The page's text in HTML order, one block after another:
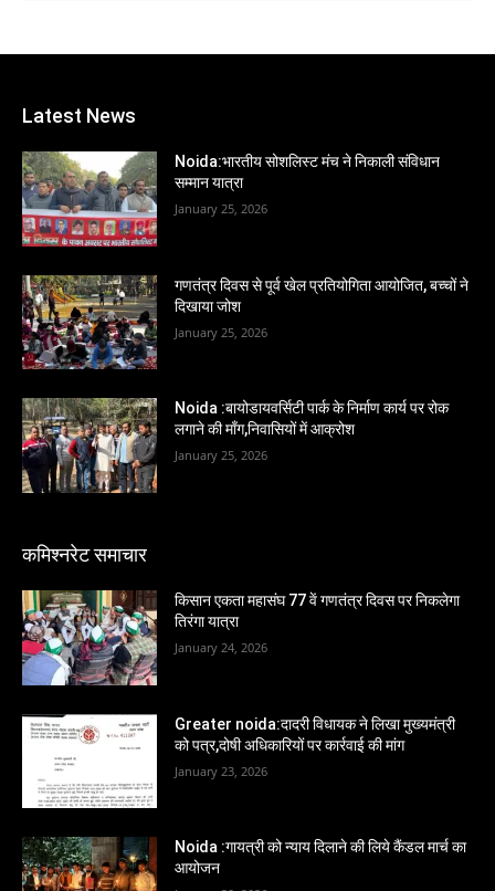
Latest News
Noida:भारतीय सोशलिस्ट मंच ने निकाली संविधान
सम्मान यात्रा
January 25, 2026
गणतंत्र दिवस से पूर्व खेल प्रतियोगिता आयोजित, बच्चों ने
दिखाया जोश
January 25, 2026
Noida :बायोडायवर्सिटी पार्क के निर्माण कार्य पर रोक
लगाने की माँग,निवासियों में आक्रोश
January 25, 2026
कमिश्नरेट समाचार
किसान एकता महासंघ 77 वें गणतंत्र दिवस पर निकलेगा
तिरंगा यात्रा
January 24, 2026
Greater noida:दादरी विधायक ने लिखा मुख्यमंत्री
को पत्र,दोषी अधिकारियों पर कार्रवाई की मांग
January 23, 2026
Noida :गायत्री को न्याय दिलाने की लिये कैंडल मार्च का
आयोजन